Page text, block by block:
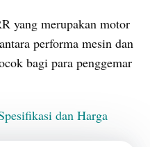
yang merupakan motor
bagi para penggemar
dan Harga